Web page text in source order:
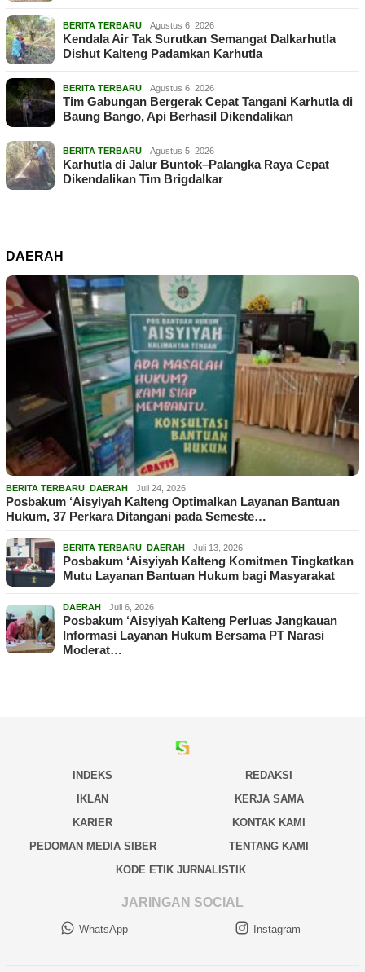
BERITA TERBARU Agustus 6, 2026
Kendala Air Tak Surutkan Semangat Dalkarhutla
Dishut Kalteng Padamkan Karhutla
BERITA TERBARU Agustus 6, 2026
Tim Gabungan Bergerak Cepat Tangani Karhutla di
Baung Bango, Api Berhasil Dikendalikan
BERITA TERBARU Agustus 5, 2026
Karhutla di Jalur Buntok–Palangka Raya Cepat
Dikendalikan Tim Brigdalkar
DAERAH
BERITA TERBARU DAERAH Juli 24, 2026
Posbakum ‘Aisyiyah Kalteng Optimalkan Layanan Bantuan
Hukum, 37 Perkara Ditangani pada Semeste…
BERITA TERBARU DAERAH Juli 13, 2026
Posbakum ‘Aisyiyah Kalteng Komitmen Tingkatkan
Mutu Layanan Bantuan Hukum bagi Masyarakat
DAERAH Juli 6, 2026
Posbakum ‘Aisyiyah Kalteng Perluas Jangkauan
Informasi Layanan Hukum Bersama PT Narasi
Moderat…
INDEKS
REDAKSI
IKLAN
KERJA SAMA
KARIER
KONTAK KAMI
PEDOMAN MEDIA SIBER
TENTANG KAMI
KODE ETIK JURNALISTIK
JARINGAN SOCIAL
WhatsApp Instagram